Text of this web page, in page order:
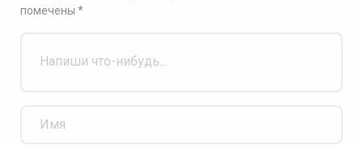
помечены *